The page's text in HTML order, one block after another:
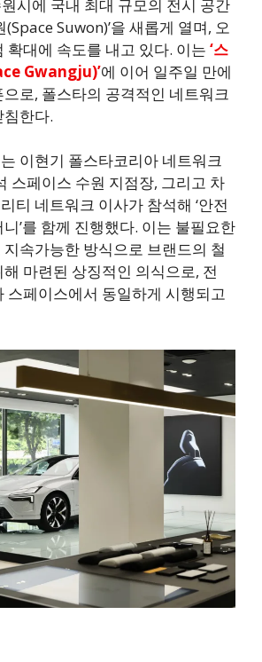
시에 국내 최대 규모의 전시 공간
(Space Suwon)’을 새롭게 열며, 오
확대에 속도를 내고 있다. 이는 ‘스
Gwangju)’에 이어 일주일 만에
로, 폴스타의 공격적인 네트워크
한다.
이현기 폴스타코리아 네트워크
스페이스 수원 지점장, 그리고 차
티 네트워크 이사가 참석해 ‘안전
’를 함께 진행했다. 이는 불필요한
속가능한 방식으로 브랜드의 철
마련된 상징적인 의식으로, 전
스페이스에서 동일하게 시행되고